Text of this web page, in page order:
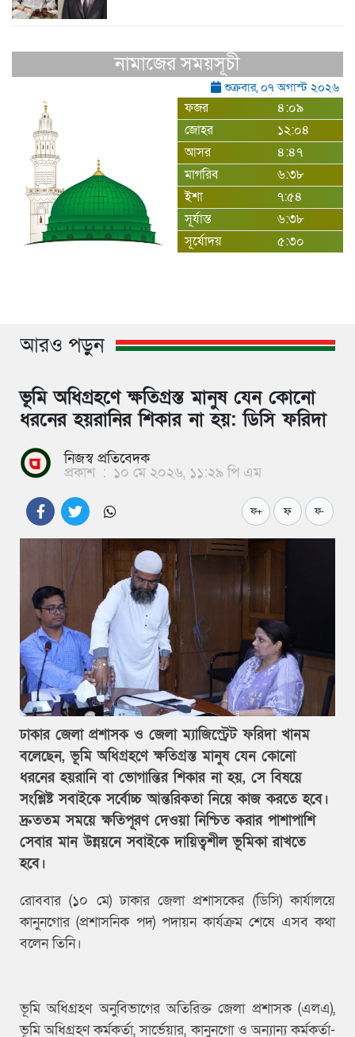
নামাজের সময়সূচী
শুক্রবার, ০৭ অগাস্ট ২০২৬
ফজর
৪:০৯
জোহর
১২:০৪
আসর
৪:৪৭
মাগরিব
৬:৩৮
ইশা
৭:৫৪
সূর্যাস্ত
৬:৩৮
সূর্যোদয়
৫:৩০
আরও পড়ুন
ভূমি অধিগ্রহণে ক্ষতিগ্রস্ত মানুষ যেন কোনো
ধরনের হয়রানির শিকার না হয়: ডিসি ফরিদা
নিজস্ব প্রতিবেদক
প্রকাশ : ১০ মে ২০২৬, ১১:২৯ পি এম
ফ+ ফ ফ-
ঢাকার জেলা প্রশাসক ও জেলা ম্যাজিস্ট্রেট ফরিদা খানম
বলেছেন, ভূমি অধিগ্রহণে ক্ষতিগ্রস্ত মানুষ যেন কোনো
ধরনের হয়রানি বা ভোগান্তির শিকার না হয়, সে বিষয়ে
সংশ্লিষ্ট সবাইকে সর্বোচ্চ আন্তরিকতা নিয়ে কাজ করতে হবে।
দ্রুততম সময়ে ক্ষতিপূরণ দেওয়া নিশ্চিত করার পাশাপাশি
সেবার মান উন্নয়নে সবাইকে দায়িত্বশীল ভূমিকা রাখতে
হবে।
রোববার (১০ মে) ঢাকার জেলা প্রশাসকের (ডিসি) কার্যালয়ে
কানুনগোর (প্রশাসনিক পদ) পদায়ন কার্যক্রম শেষে এসব কথা
বলেন তিনি।
ভূমি অধিগ্রহণ অনুবিভাগের অতিরিক্ত জেলা প্রশাসক (এলএ),
ভূমি অধিগ্রহণ কর্মকর্তা, সার্ভেয়ার, কানুনগো ও অন্যান্য কর্মকর্তা-